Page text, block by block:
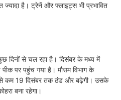
ज्यादा है। ट्रेनें और फ्लाइट्स भी प्रभावित
दिनों से चल रहा है। दिसंबर के मध्य में
पर पहुंच गया है। मौसम विभाग के
से कम 19 दिसंबर तक ठंड और बढ़ेगी। उसके
बना रहेगा।